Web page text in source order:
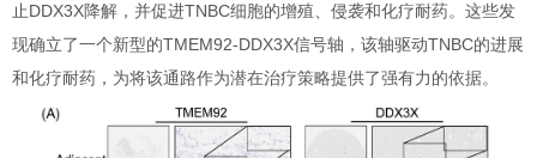
止DDX3X降解，并促进TNBC细胞的增殖、侵袭和化疗耐药。这些发
现确立了一个新型的TMEM92-DDX3X信号轴，该轴驱动TNBC的进展
和化疗耐药，为将该通路作为潜在治疗策略提供了强有力的依据。